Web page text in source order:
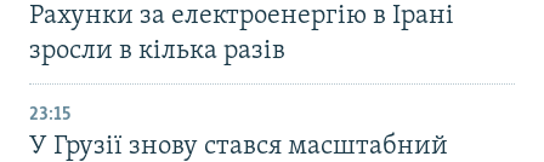
Рахунки за електроенергію в Ірані
зросли в кілька разів
23:15
У Грузії знову стався масштабний